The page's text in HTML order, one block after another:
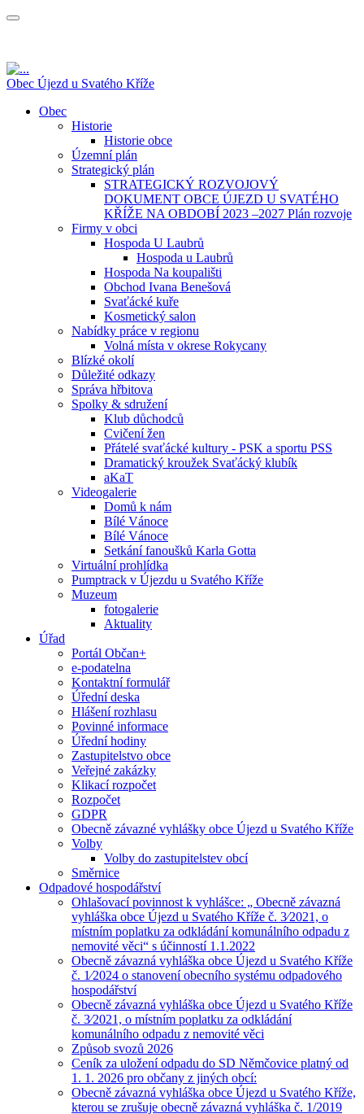
Obec Újezd u Svatého Kříže
Obec
Historie
Historie obce
Územní plán
Strategický plán
STRATEGICKÝ ROZVOJOVÝ
DOKUMENT OBCE ÚJEZD U SVATÉHO
KŘÍŽE NA OBDOBÍ 2023 –2027 Plán rozvoje
Firmy v obci
Hospoda U Laubrů
Hospoda u Laubrů
Hospoda Na koupališti
Obchod Ivana Benešová
Svaťácké kuře
Kosmetický salon
Nabídky práce v regionu
Volná místa v okrese Rokycany
Blízké okolí
Důležité odkazy
Správa hřbitova
Spolky & sdružení
Klub důchodců
Cvičení žen
Přátelé svaťácké kultury - PSK a sportu PSS
Dramatický kroužek Svaťácký klubík
aKaT
Videogalerie
Domů k nám
Bílé Vánoce
Bílé Vánoce
Setkání fanoušků Karla Gotta
Virtuální prohlídka
Pumptrack v Újezdu u Svatého Kříže
Muzeum
fotogalerie
Aktuality
Úřad
Portál Občan+
e-podatelna
Kontaktní formulář
Úřední deska
Hlášení rozhlasu
Povinné informace
Úřední hodiny
Zastupitelstvo obce
Veřejné zakázky
Klikací rozpočet
Rozpočet
GDPR
Obecně závazné vyhlášky obce Újezd u Svatého Kříže
Volby
Volby do zastupitelstev obcí
Směrnice
Odpadové hospodářství
Ohlašovací povinnost k vyhlášce: „ Obecně závazná
vyhláška obce Újezd u Svatého Kříže č. 3⁄2021, o
místním poplatku za odkládání komunálního odpadu z
nemovité věci“ s účinností 1.1.2022
Obecně závazná vyhláška obce Újezd u Svatého Kříže
č. 1⁄2024 o stanovení obecního systému odpadového
hospodářství
Obecně závazná vyhláška obce Újezd u Svatého Kříže
č. 3⁄2021, o místním poplatku za odkládání
komunálního odpadu z nemovité věci
Způsob svozů 2026
Ceník za uložení odpadu do SD Němčovice platný od
1. 1. 2026 pro občany z jiných obcí:
Obecně závazná vyhláška obce Újezd u Svatého Kříže,
kterou se zrušuje obecně závazná vyhláška č. 1/2019